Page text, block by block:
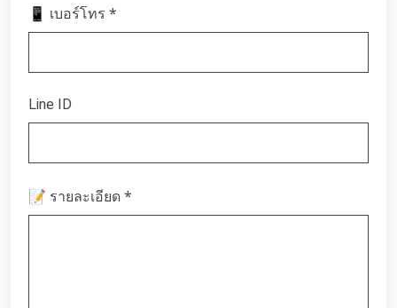
📱 เบอร์โทร *
Line ID
📝 รายละเอียด *